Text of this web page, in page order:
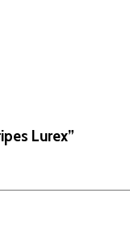
Lurex”